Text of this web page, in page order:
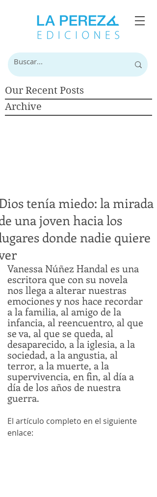
Our Recent Posts
Archive
tenía miedo: la mirada
una joven hacia los
donde nadie quiere
Vanessa Núñez Handal es una
escritora que con su novela
nos llega a alterar nuestras
emociones y nos hace recordar
a la familia, al amigo de la
infancia, al reencuentro, al que
se va, al que se queda, al
desaparecido, a la iglesia, a la
sociedad, a la angustia, al
terror, a la muerte, a la
supervivencia, en fin, al día a
día de los años de nuestra
guerra.
El artículo completo en el siguiente
enlace: